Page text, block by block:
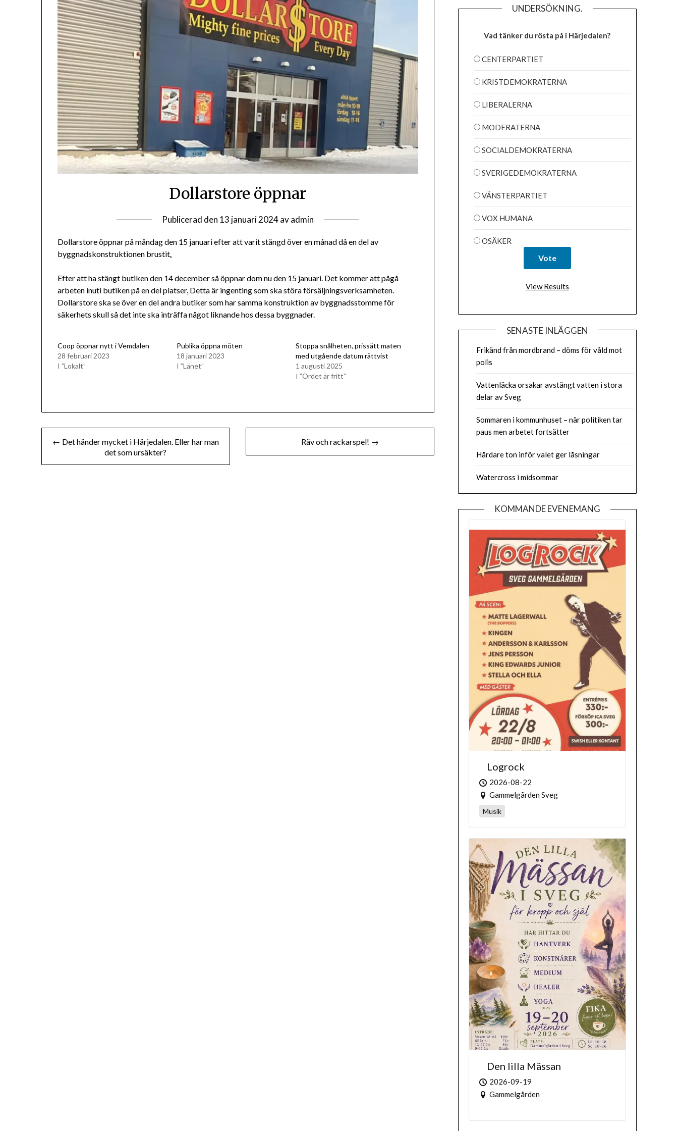
Dollarstore öppnar
Publicerad den 13 januari 2024avadmin
Dollarstore öppnar på måndag den 15 januari efter att varit stängd över en månad då en del av
byggnadskonstruktionen brustit
Efter att ha stängt butiken den 14 december så öppnar dom nu den 15 januari. Det kommer att pågå
arbeten inuti butiken på en del platser. Detta är ingenting som ska störa försäljningsverksamheten.
Dollarstore ska se över en del andra butiker som har samma konstruktion av byggnadsstomme för
säkerhets skull så det inte ska inträffa något liknande hos dessa byggnader.
Coop öppnar nytt i Vemdalen
28 februari 2023
I ”Lokalt”
Publika öppna möten
18 januari 2023
I ”Länet”
Stoppa snålheten, prissätt maten
med utgående datum rättvist
1 augusti 2025
I ”Ordet är fritt”
Inläggsnavigering
← Det händer mycket i Härjedalen. Eller har man
det som ursäkter?
Räv och rackarspel! →
UNDERSÖKNING.
Vad tänker du rösta på i Härjedalen?
CENTERPARTIET
KRISTDEMOKRATERNA
LIBERALERNA
MODERATERNA
SOCIALDEMOKRATERNA
SVERIGEDEMOKRATERNA
VÄNSTERPARTIET
VOX HUMANA
OSÄKER
View Results
SENASTE INLÄGGEN
Frikänd från mordbrand – döms för våld mot
polis
Vattenläcka orsakar avstängt vatten i stora
delar av Sveg
Sommaren i kommunhuset – när politiken tar
paus men arbetet fortsätter
Hårdare ton inför valet ger låsningar
Watercross i midsommar
KOMMANDE EVENEMANG
Logrock
2026-08-22
Gammelgården Sveg
Musik
Den lilla Mässan
2026-09-19
Gammelgården